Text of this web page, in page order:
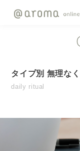
タイプ別 無理な
daily ritual